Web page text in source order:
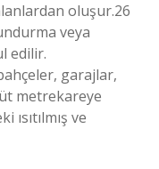
oluşur.26
veya
edilir.
garajlar,
metrekareye
ısıtılmış ve